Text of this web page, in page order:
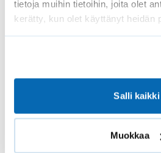
tietoja muihin tietoihin, joita olet
kerätty, kun olet käyttänyt heidän
Salli kaikki
Muokkaa